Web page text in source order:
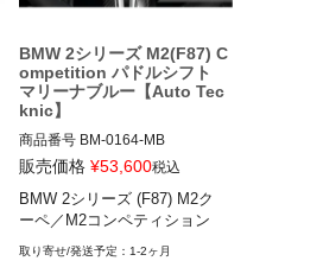
BMW 2シリーズ M2(F87) C
ompetition パドルシフト
マリーナブルー【Auto Tec
knic】
商品番号 BM-0164-MB
BM-0164-MB
12VIVID "BM-0164", Option: Mar
ina Blue
BMW 2シリーズ (F87) M2クーペ
販売価格 ¥53,600税込
BMW 2シリーズ (F87) M2ク
ーペ／M2コンペティション
1-2ヶ月